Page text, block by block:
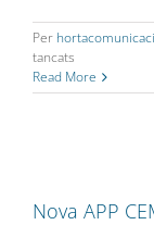
Per
tancats
CEM
Horta
Read More
Nova APP